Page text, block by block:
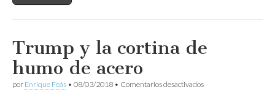
Trump y la cortina de
humo de acero
por Enrique Feás • 08/03/2018 • Comentarios desactivadosen